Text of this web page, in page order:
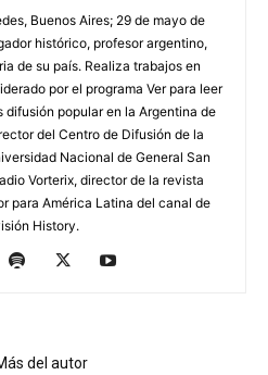
Buenos Aires; 29 de mayo de
histórico, profesor argentino,
de su país. Realiza trabajos en
por el programa Ver para leer
difusión popular en la Argentina de
del Centro de Difusión de la
Nacional de General San
Vorterix, director de la revista
para América Latina del canal de
History.
del autor